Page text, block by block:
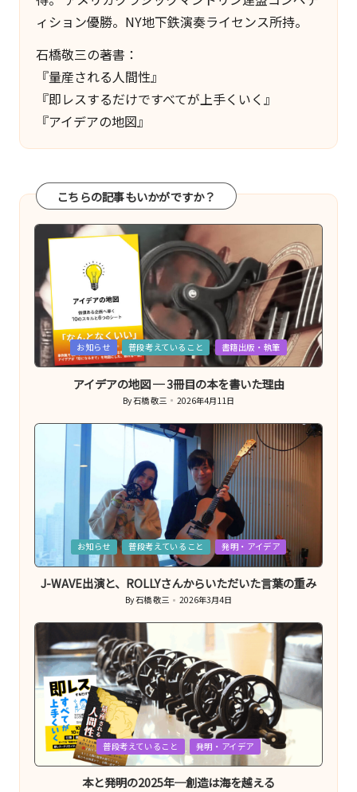
ィション優勝。NY地下鉄演奏ライセンス所持。
石橋敬三の著書：
『量産される人間性』
『即レスするだけですべてが上手くいく』
『アイデアの地図』
こちらの記事もいかがですか？
Posted
in
お知らせ 普段考えていること 書籍出版・執筆
アイデアの地図 ─ 3冊目の本を書いた理由
Posted
by
By石橋 敬三 2026年4月11日
in
お知らせ 普段考えていること 発明・アイデア
J-WAVE出演と、ROLLYさんからいただいた言葉の重み
Posted
by
By石橋 敬三 2026年3月4日
Posted
普段考えていること 発明・アイデア
本と発明の2025年─創造は海を越える